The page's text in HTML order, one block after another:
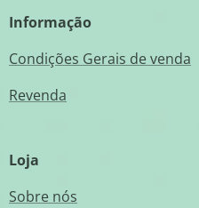
Informação
Condições Gerais de venda
Revenda
Loja
Sobre nós